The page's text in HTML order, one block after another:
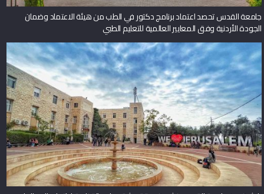
جامعة القدس تحصد اعتماد برنامج دكتور في الطب من هيئة الاعتماد وضمان
الجودة الأردنية وفق المعايير العالمية للتعليم الطبي